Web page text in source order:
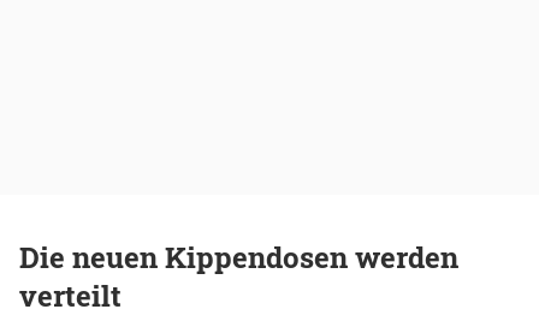
Die neuen Kippendosen werden
verteilt